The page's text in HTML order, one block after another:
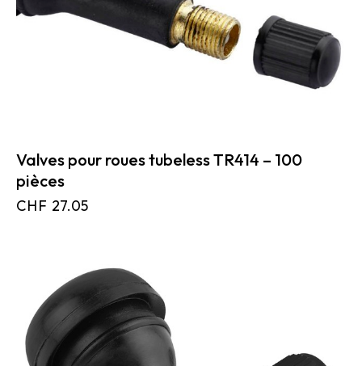
Valves pour roues tubeless TR414 – 100
pièces
CHF 27.05